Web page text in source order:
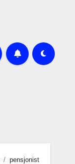
pensjonist